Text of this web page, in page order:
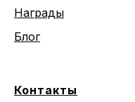
Награды
Блог
Контакты